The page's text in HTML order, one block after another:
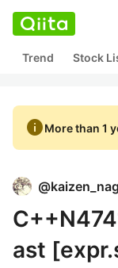
Trend Stock
infoMore than 1
@
ast